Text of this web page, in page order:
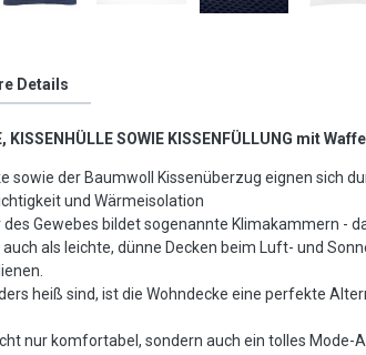
Details
KISSENHÜLLE SOWIE KISSENFÜLLUNG mit
sowie der Baumwoll Kissenüberzug eignen sich
und Wärmeisolation
Gewebes bildet sogenannte Klimakammern -
als leichte, dünne Decken beim Luft- und
heiß sind, ist die Wohndecke eine perfekte
nur komfortabel, sondern auch ein tolles